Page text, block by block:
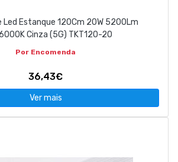
Led Estanque 120Cm 20W 5200Lm
Cinza (5G) TKT120-20
Por Encomenda
36,43€
Ver mais